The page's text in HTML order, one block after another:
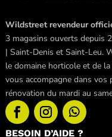
Wildstreet revendeur
3 magasins ouverts depuis
| Saint-Denis et Saint-Leu.
le domaine horticole et de
vous accompagne dans
rénovation du mardi au
BESOIN D’AIDE ?